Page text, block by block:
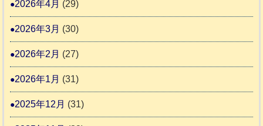
議
援
報
2026年4月 (29)
2026年3月 (30)
2026年2月 (27)
2026年1月 (31)
2025年12月 (31)